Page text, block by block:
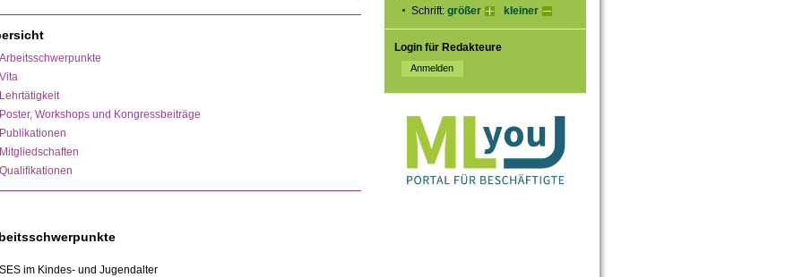
Schrift: größer kleiner
Login für Redakteure
Arbeitsschwerpunkte
Vita
Lehrtätigkeit
Poster, Workshops und Kongressbeiträge
Publikationen
Mitgliedschaften
Qualifikationen
SES im Kindes- und Jugendalter